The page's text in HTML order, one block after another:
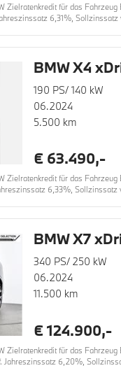
Zielratenkredit für das
6,31%,
BMW X4
190 PS/ 140 kW
06.2024
5.500 km
€ 63.490,-
Zielratenkredit für das
6,33%,
BMW X7
340 PS/ 250 kW
06.2024
11.500 km
€ 124.900,-
Zielratenkredit für das
6,20%,